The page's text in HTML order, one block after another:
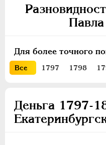
Для более точного
Все 1797 1798
Деньга 1797-
АННА ИОАННОВНА
ИОАНН АНТОНОВИЧ
ПЕТР III 1762-1762
ЕКАТЕРИНА II
1762-
Золото
Серебро